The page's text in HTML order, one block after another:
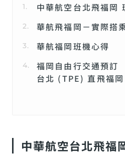
中華航空台北飛福岡
華航飛福岡－實際搭
華航福岡班機心得
福岡自由行交通預訂
台北 (TPE) 直飛福
中華航空台北飛福